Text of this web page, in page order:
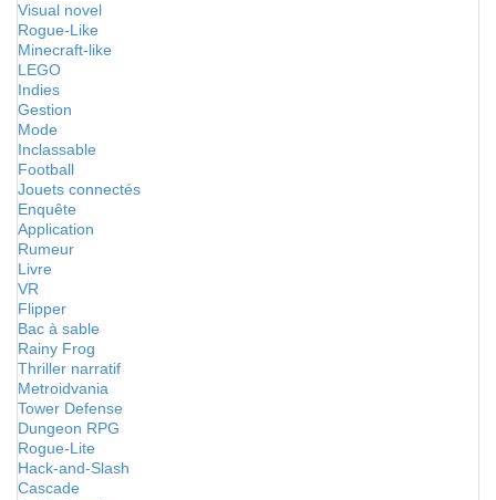
Visual novel
Rogue-Like
Minecraft-like
LEGO
Indies
Gestion
Mode
Inclassable
Football
Jouets connectés
Enquête
Application
Rumeur
Livre
VR
Flipper
Bac à sable
Rainy Frog
Thriller narratif
Metroidvania
Tower Defense
Dungeon RPG
Rogue-Lite
Hack-and-Slash
Cascade